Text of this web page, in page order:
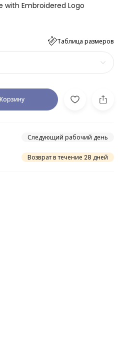
with Embroidered Logo
Таблица размеров
Следующий рабочий день
Возврат в течение 28 дней